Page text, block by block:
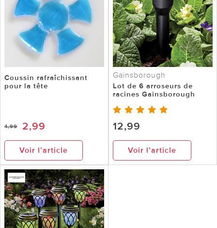
Coussin rafraîchissant
pour la tête
4,99 2,99
Voir l’article
Gainsborough
Lot de 6 arroseurs de
racines Gainsborough
12,99
Voir l’article